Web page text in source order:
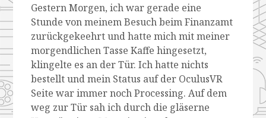
Gestern Morgen, ich war gerade eine
Stunde von meinem Besuch beim Finanzamt
zurückgekeehrt und hatte mich mit meiner
morgendlichen Tasse Kaffe hingesetzt,
klingelte es an der Tür. Ich hatte nichts
bestellt und mein Status auf der OculusVR
Seite war immer noch Processing. Auf dem
weg zur Tür sah ich durch die gläserne